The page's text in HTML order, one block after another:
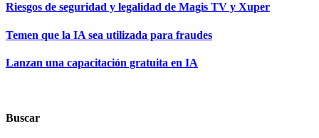
Riesgos de seguridad y legalidad de Magis TV y Xuper
Temen que la IA sea utilizada para fraudes
Lanzan una capacitación gratuita en IA
Buscar